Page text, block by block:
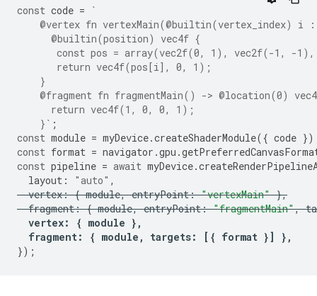
const code =
`
@vertex fn vertexMain(@builtin(vertex_index) i
      @builtin(position) vec4f {
const pos = array(vec2f(0, 1), vec2f(-1, -
       return vec4f(pos[i], 0, 1);
    }
@fragment fn fragmentMain() -> @location(0)
      return vec4f(1, 0, 0, 1);
    }`
;
const module = myDevice.createShaderModule({ code
const format = navigator .gpu .
const pipeline = await myDevice.
layout : "auto" ,
vertex: { module, entryPoint: "vertexMain" },
fragment: { module, entryPoint: "fragmentMain",
vertex: { module },
fragment: { module , targets: [{ format }]
},
});